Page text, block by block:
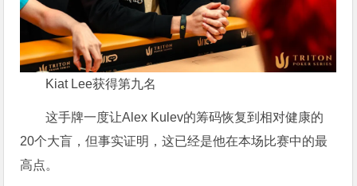
Kiat Lee获得第九名
这手牌一度让Alex Kulev的筹码恢复到相对健康的
20个大盲，但事实证明，这已经是他在本场比赛中的最
高点。